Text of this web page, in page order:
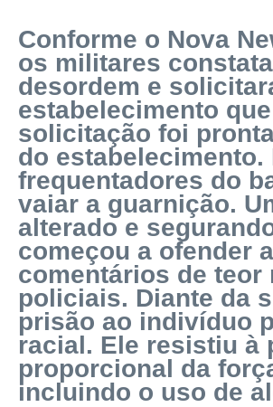
Conforme o Nova
os militares
desordem e
estabelecimento
solicitação foi
do
frequentadores do
vaiar a guarnição.
alterado e
começou a ofender
comentários de teor
policiais. Diante da
prisão ao indivíduo
racial. Ele resistiu à
proporcional da
incluindo o uso de